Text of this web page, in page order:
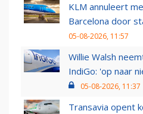
KLM annuleert
Barcelona door
05-08-2026, 11:57
Willie Walsh
IndiGo: 'op naar
05-08-2026, 11:37
Transavia opent